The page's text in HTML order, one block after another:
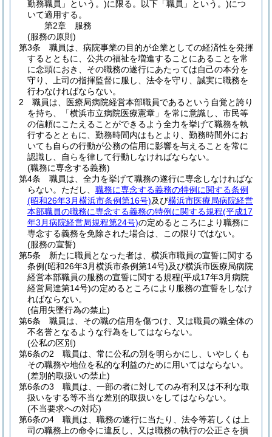
勤務職員」という。)に限る。以下「職員」という。)につ
いて適用する。
第2章
服務
(服務の原則)
第3条
職員は、病院事業の目的が企業としての経済性を発揮
するとともに、公共の福祉を増進することにあることを常
に念頭におき、その職務の遂行にあたっては自己の本分を
守り、上司の指揮監督に服し、法令を守り、誠実に職務を
行わなければならない。
2
職員は、医療局病院経営本部職員であるという自覚と誇り
を持ち、「横浜市立病院医療憲章」を常に意識し、市民等
の信頼にこたえることができるよう全力を挙げて職務を執
行するとともに、勤務時間内はもとより、勤務時間外にお
いても自らの行動が公務の信用に影響を与えることを常に
認識し、自らを律して行動しなければならない。
(職務に専念する義務)
第4条
職員は、全力を挙げて職務の遂行に専念しなければな
らない。 ただし、 職務に専念する義務の特例に関する条例
(昭和26年3月横浜市条例第16号)及び横浜市医療局病院経営
本部職員の職務に専念する義務の特例に関する規程(平成17
年3月病院経営局規程第24号)の定めるところにより職務に
専念する義務を免除された場合は、この限りではない。
(服務の宣誓)
第5条
新たに職員となった者は、横浜市職員の宣誓に関する
条例(昭和26年3月横浜市条例第14号)及び横浜市医療局病院
経営本部職員の服務の宣誓に関する規程(平成17年3月病院
経営局達第14号)の定めるところにより服務の宣誓をしなけ
ればならない。
(信用失墜行為の禁止)
第6条
職員は、その職の信用を傷つけ、又は職員の職全体の
不名誉となるような行為をしてはならない。
(公私の区別)
第6条の2
職員は、常に公私の別を明らかにし、いやしくも
その職務や地位を私的な利益のために用いてはならない。
(差別的取扱いの禁止)
第6条の3
職員は、一部の者に対してのみ有利又は不利な取
扱いをする等不当な差別的取扱いをしてはならない。
(不当要求への対応)
第6条の4
職員は、職務の遂行に当たり、法令等若しくは上
司の職務上の命令に違反し、又は職務の執行の公正さを損